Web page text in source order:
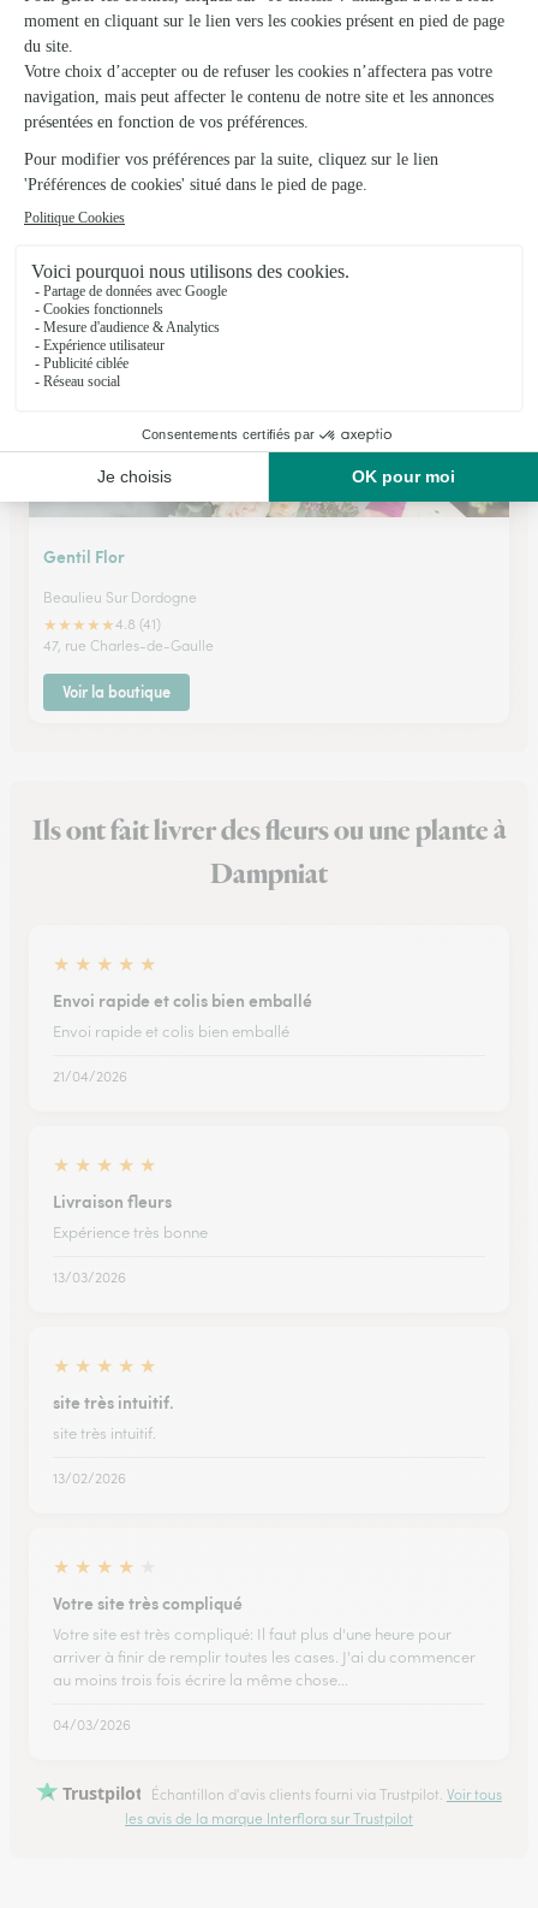
Les Floralies, D.estrade
Argentat
Voir la boutique
Gentil Flor
Beaulieu Sur Dordogne
★★★★★4.8 (41)
47, rue Charles-de-Gaulle
Voir la boutique
Ils ont fait livrer des fleurs ou une plante à
Dampniat
★ ★ ★ ★ ★
Envoi rapide et colis bien emballé
Envoi rapide et colis bien emballé
21/04/2026
★ ★ ★ ★ ★
Livraison fleurs
Expérience très bonne
13/03/2026
★ ★ ★ ★ ★
site très intuitif.
site très intuitif.
13/02/2026
★ ★ ★ ★
Votre site très compliqué
Votre site est très compliqué: Il faut plus d'une heure pour
arriver à finir de remplir toutes les cases. J'ai du commencer
au moins trois fois écrire la même chose...
04/03/2026
Trustpilot Échantillon d'avis clients fourni via Trustpilot. Voir tous
les avis de la marque Interflora sur Trustpilot